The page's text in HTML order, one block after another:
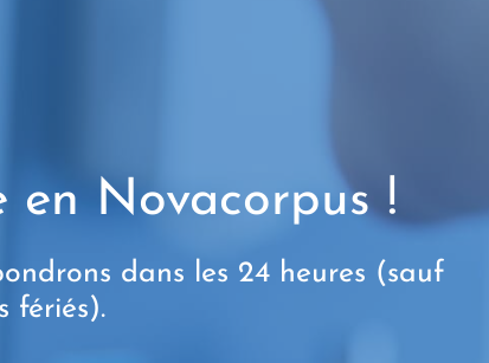
en Novacorpus !
dans les 24 heures (sauf
fériés).